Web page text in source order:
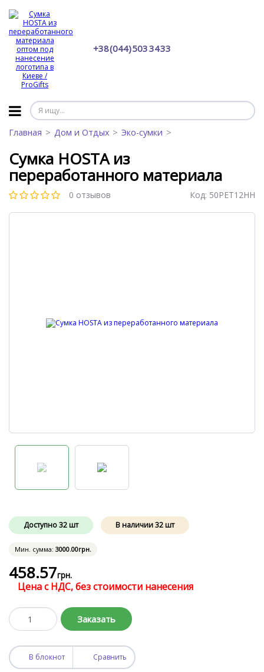
+38 (044) 503 34 33
Главная Дом и Отдых Эко-сумки
Сумка HOSTA из
переработанного материала
0 отзывов Код: 50PET12HH
Доступно32 шт В наличии32шт
Мин. сумма: 3000.00грн.
458.57грн.
Цена с НДС, без стоимости нанесения
Заказать
В блокнот Сравнить